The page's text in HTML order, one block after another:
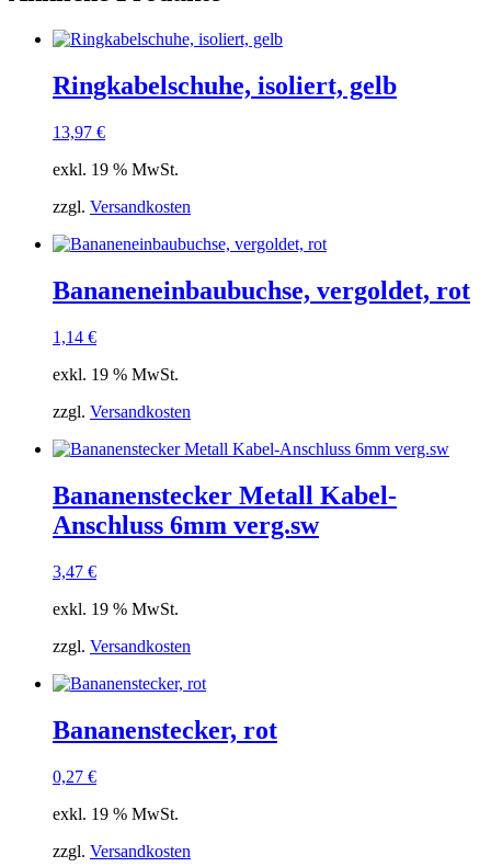
Ringkabelschuhe, isoliert, gelb
13,97 €
exkl. 19 % MwSt.
zzgl. Versandkosten
Bananeneinbaubuchse, vergoldet, rot
1,14 €
exkl. 19 % MwSt.
zzgl. Versandkosten
Bananenstecker Metall Kabel-
Anschluss 6mm verg.sw
3,47 €
exkl. 19 % MwSt.
zzgl. Versandkosten
Bananenstecker, rot
0,27 €
exkl. 19 % MwSt.
zzgl. Versandkosten